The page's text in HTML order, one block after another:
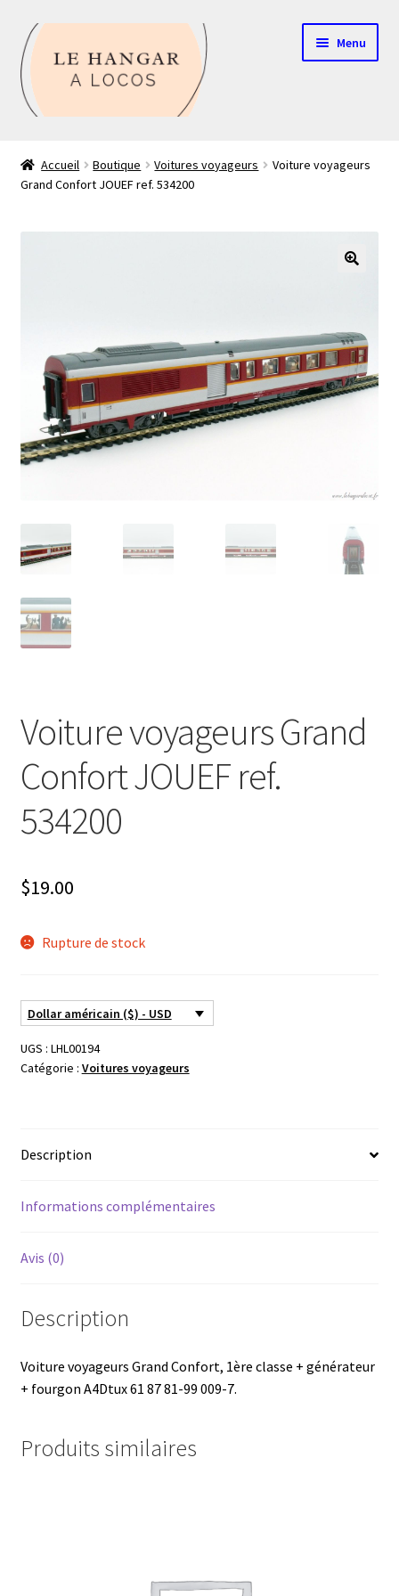
Aller
à
la
navigation
Aller
au
contenu
Menu
Boutique
Mon compte
Glossaire
Évènements à venir
Téléchargement
Accueil Boutique Voitures voyageurs
Voiture voyageurs
Grand Confort JOUEF ref. 534200
Voiture voyageurs Grand
Confort JOUEF ref.
534200
$19.00
Rupture de stock
Dollar américain ($) - USD
UGS : LHL00194
Catégorie : Voitures voyageurs
Description
Informations complémentaires
Avis (0)
Description
Voiture voyageurs Grand Confort, 1ère classe + générateur
+ fourgon A4Dtux 61 87 81-99 009-7.
Produits similaires